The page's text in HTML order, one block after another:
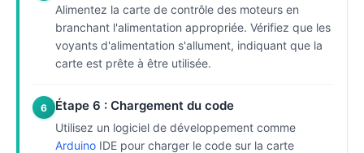
Alimentez la carte de contrôle des moteurs en
branchant l'alimentation appropriée. Vérifiez que les
voyants d'alimentation s'allument, indiquant que la
carte est prête à être utilisée.
6 Étape 6 : Chargement du code
Utilisez un logiciel de développement comme
Arduino IDE pour charger le code sur la carte